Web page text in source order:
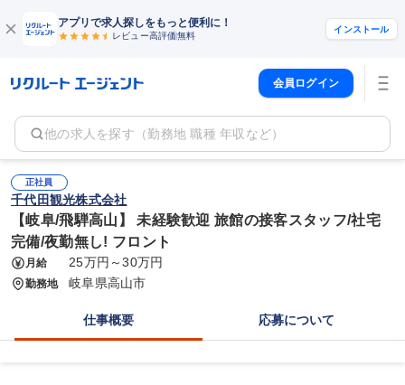
アプリで求人探しをもっと便利に！
レビュー高評価無料
インストール
会員ログイン
他の求人を探す（勤務地 職種 年収など）
正社員
千代田観光株式会社
【岐阜/飛騨高山】 未経験歓迎 旅館の接客スタッフ/社宅
完備/夜勤無し! フロント
月給 25万円～30万円
勤務地 岐阜県高山市
仕事概要 応募について